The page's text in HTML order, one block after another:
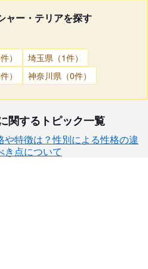
ャー・テリアを探す
）
埼玉県（1件）
） 神奈川県（0件）
関するトピック一覧
や特徴は？性別による性格の違
き点について